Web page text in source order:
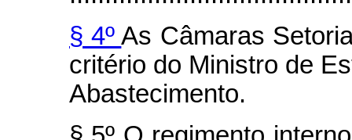
§ 4ºAs Câmaras
critério do Ministro de
Abastecimento.